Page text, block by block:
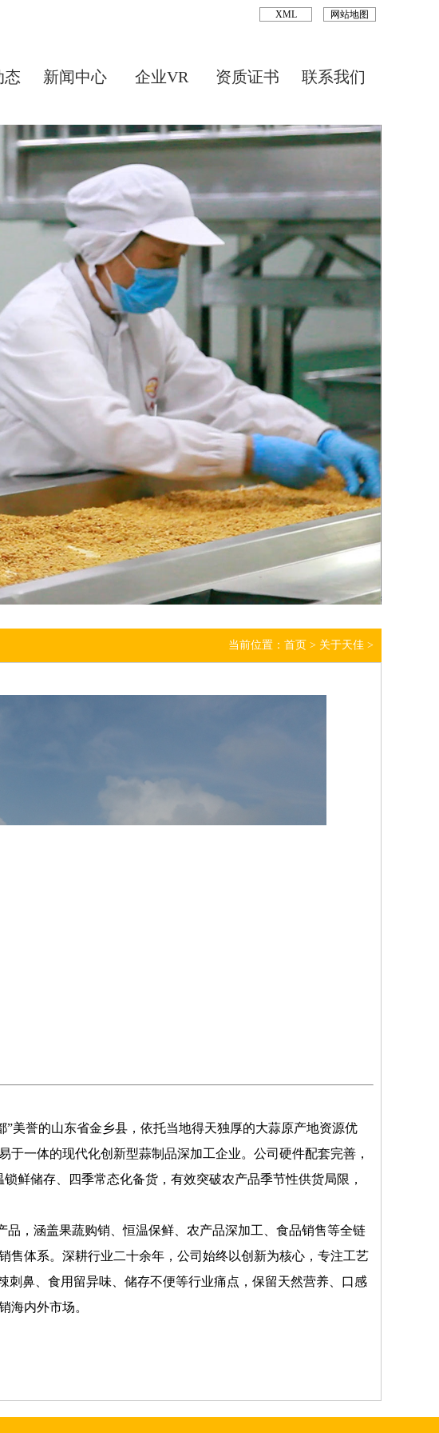
网站地图
XML
态 新闻中心 企业VR 资质证书 联系我们
Next
当前位置： 首页 > 关于天佳 >
誉的山东省金乡县，依托当地得天独厚的大蒜原产地资源优
一体的现代化创新型蒜制品深加工企业。公司硬件配套完善，
鲜储存、四季常态化备货，有效突破农产品季节性供货局限，
，涵盖果蔬购销、恒温保鲜、农产品深加工、食品销售等全链
售体系。深耕行业二十余年，公司始终以创新为核心，专注工艺
刺鼻、食用留异味、储存不便等行业痛点，保留天然营养、口感
海内外市场。